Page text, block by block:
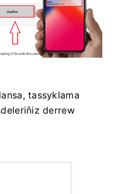
tassyklama
derrew